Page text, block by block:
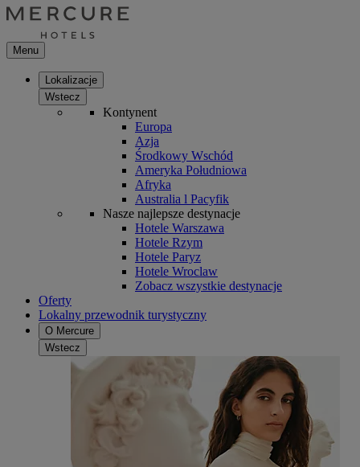
Menu
Lokalizacje
Wstecz
Kontynent
Europa
Azja
Środkowy Wschód
Ameryka Południowa
Afryka
Australia l Pacyfik
Nasze najlepsze destynacje
Hotele Warszawa
Hotele Rzym
Hotele Paryz
Hotele Wroclaw
Zobacz wszystkie destynacje
Oferty
Lokalny przewodnik turystyczny
O Mercure
Wstecz